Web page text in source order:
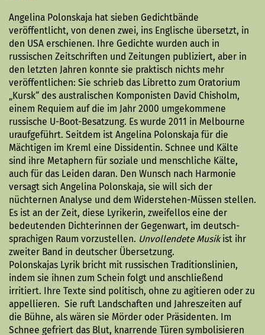
Angelina Polonskaja hat sieben Gedicht­bände
veröffentlicht, von denen zwei, ins Eng­lische übersetzt, in
den USA erschienen. Ihre Gedichte wurden auch in
russischen Zeitschriften und Zeitungen publiziert, aber in
den letzten Jahren konnte sie prak­tisch nichts mehr
veröffent­lichen: Sie schrieb das Libretto zum Oratorium
„Kursk“ des australischen Kom­ponisten David Chisholm,
einem Requiem auf die im Jahr 2000 umgekommene
russische U-Boot-Besatzung. Es wurde 2011 in Melbourne
uraufgeführt. Seitdem ist Angelina Polonskaja für die
Mächtigen im Kreml eine Dissidentin. Schnee und Kälte
sind ihre Metaphern für soziale und menschliche Kälte,
auch für das Leiden daran. Den Wunsch nach Harmonie
versagt sich Angelina Polonskaja, sie will sich der
nüchternen Analyse und dem Widerstehen-Müssen stellen.
Es ist an der Zeit, diese Lyrikerin, zweifellos eine der
bedeutenden Dichterinnen der Gegenwart, im deutsch­
sprachigen Raum vorzustellen. Unvollendete Musikist ihr
zweiter Band in deutscher Übersetzung.
Polonskajas Lyrik bricht mit russischen Traditionslinien,
indem sie ihnen zum Schein folgt und anschließend
irritiert. Ihre Texte sind politisch, ohne zu agitieren oder zu
appellieren. Sie ruft Landschaften und Jahreszeiten auf
die Bühne, als wären sie Mörder oder Präsidenten. Im
Schnee gefriert das Blut, knarrende Türen symbolisieren